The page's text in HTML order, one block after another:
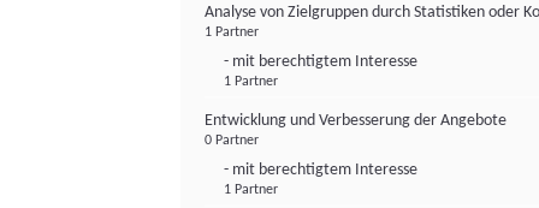
Analyse von Zielgruppen durch Statistiken oder
1 Partner
- mit berechtigtem Interesse
1 Partner
Entwicklung und Verbesserung der Angebote
0 Partner
- mit berechtigtem Interesse
1 Partner